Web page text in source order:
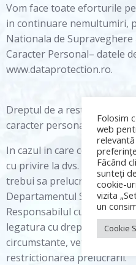
Vom face toate eforturile
in continuare nemultumiri,
Nationala de
Caracter Personal– datele
www.dataprotection.ro.
Dreptul de a restrictiona
caracter personal
In cazul in care considerati
cu privire la dvs. sunt
trebui sa prelucram datele
Departamentul Suport
Responsabilul cu Protectia
legatura cu drepturile pe
circumstante, veti avea
restrictionarea prelucrarii.
Folosim
web
Făcând
sunteți
cookie-
vizita
un
Cookie